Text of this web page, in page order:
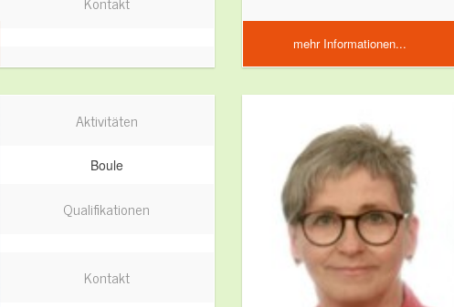
mehr Informationen...
Aktivitäten
Boule
Qualifikationen
Kontakt